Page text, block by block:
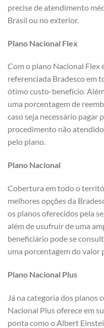
precise de atendimento
Brasil ou no exterior.
Plano Nacional Flex
Com o plano Nacional Flex
referenciada Bradesco em
ótimo custo-benefício.
uma porcentagem de
caso seja necessário pagar
procedimento não
pelo plano.
Plano Nacional
Cobertura em todo o
melhores opções da
os planos oferecidos pela
além de usufruir de uma
beneficiário pode se
uma porcentagem do valor
Plano Nacional Plus
Já na categoria dos
Nacional Plus oferece em
ponta como o Albert